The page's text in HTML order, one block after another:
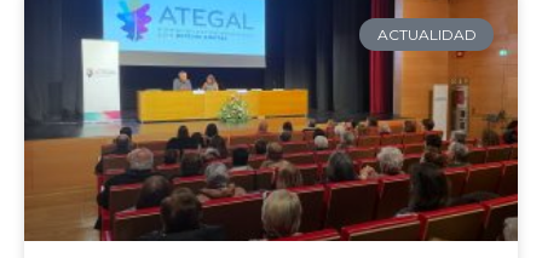
ACTUALIDAD